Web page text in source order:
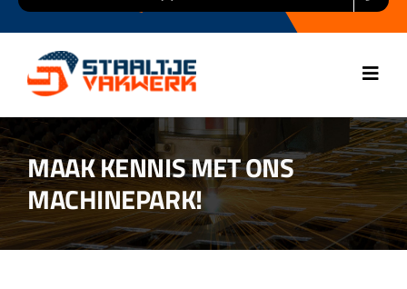
Home
Over ons
MAAK KENNIS MET ONS
MACHINEPARK!